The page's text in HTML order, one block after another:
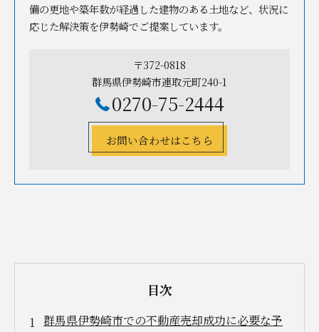
備の更地や築年数が経過した建物のある土地など、状況に
応じた解決策を伊勢崎でご提案しています。
〒372-0818
群馬県伊勢崎市連取元町240-1
0270-75-2444
お問い合わせはこちら
目次
群馬県伊勢崎市での不動産売却成功に必要な予